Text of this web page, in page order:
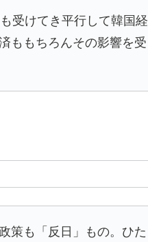
受けてき平行して韓国経
ももちろんその影響を受
策も「反日」もの。ひた